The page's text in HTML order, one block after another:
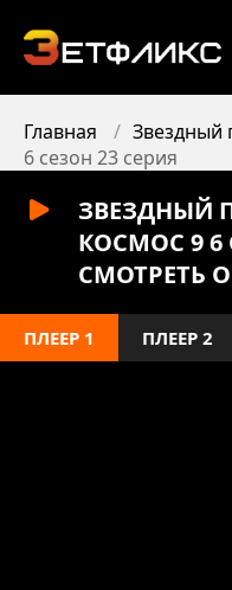
Главная
Звездный
6 сезон 23 серия
ЗВЕЗДНЫЙ
КОСМОС 9 6
СМОТРЕТЬ
ПЛЕЕР 1 ПЛЕЕР 2